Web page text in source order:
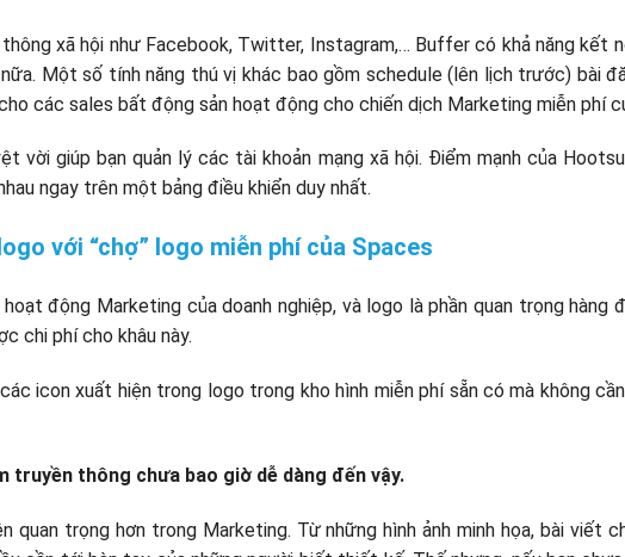
xã hội như Facebook, Twitter, Instagram,… Buffer có khả năng kết
Một số tính năng thú vị khác bao gồm schedule (lên lịch trước) bài
các sales bất động sản hoạt động cho chiến dịch Marketing miễn phí
giúp bạn quản lý các tài khoản mạng xã hội. Điểm mạnh của
ngay trên một bảng điều khiển duy nhất.
với “chợ” logo miễn phí của Spaces
động Marketing của doanh nghiệp, và logo là phần quan trọng hàng
chi phí cho khâu này.
icon xuất hiện trong logo trong kho hình miễn phí sẵn có mà không
truyền thông chưa bao giờ dễ dàng đến vậy.
trọng hơn trong Marketing. Từ những hình ảnh minh họa, bài viết